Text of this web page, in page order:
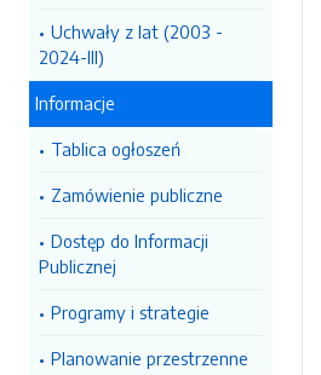
Uchwały z lat (2003 -
2024-III)
Informacje
Tablica ogłoszeń
Zamówienie publiczne
Dostęp do Informacji
Publicznej
Programy i strategie
Planowanie przestrzenne